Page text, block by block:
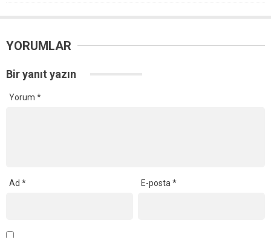
YORUMLAR
Bir yanıt yazın
Yorum *
Ad * E-posta*